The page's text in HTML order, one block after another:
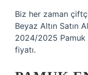
Biz her zaman
Beyaz Altın Satın
2024/2025 Pamuk
fiyatı.